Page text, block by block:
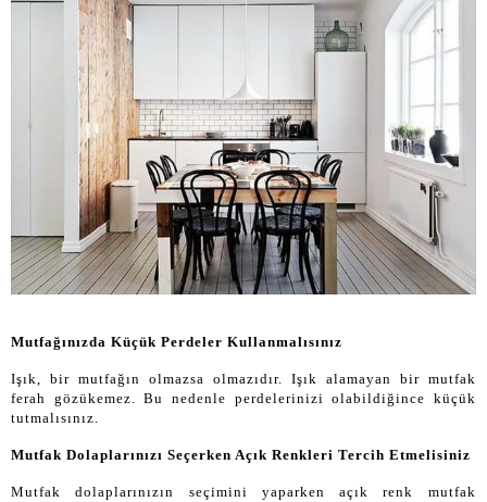
Mutfağınızda Küçük Perdeler Kullanmalısınız
Işık, bir mutfağın olmazsa olmazıdır. Işık alamayan bir mutfak
ferah gözükemez. Bu nedenle perdelerinizi olabildiğince küçük
tutmalısınız.
Mutfak Dolaplarınızı Seçerken Açık Renkleri Tercih Etmelisiniz
Mutfak dolaplarınızın seçimini yaparken açık renk mutfak